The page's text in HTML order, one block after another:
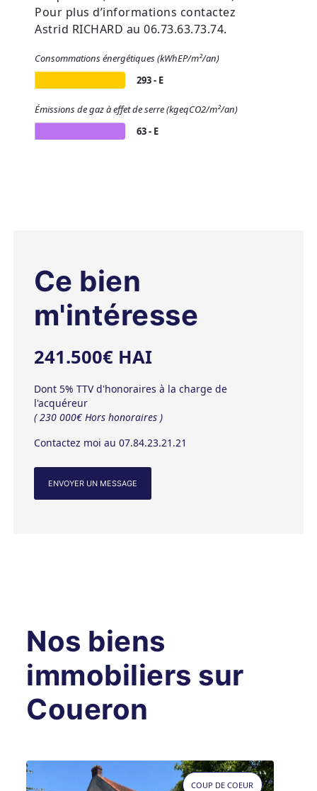
Pour plus d’informations contactez
Astrid RICHARD au 06.73.63.73.74.
Consommations énergétiques (kWhEP/m²/an)
293 - E
Émissions de gaz à effet de serre (kgeqCO2/m²/an)
63 - E
Ce bien
m'intéresse
241.500€ HAI
Dont 5% TTV d'honoraires à la charge de
l'acquéreur
( 230 000€ Hors honoraires )
Contactez moi au 07.84.23.21.21
ENVOYER UN MESSAGE
Nos biens
immobiliers sur
Coueron
COUP DE COEUR